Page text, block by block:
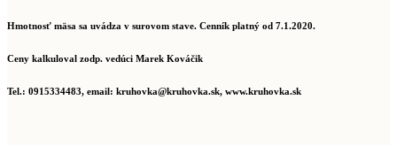
Hmotnosť mäsa sa uvádza v surovom stave. Cenník platný od 7.1.2020.
Ceny kalkuloval zodp. vedúci Marek Kováčik
Tel.: 0915334483, email: kruhovka@kruhovka.sk, www.kruhovka.sk